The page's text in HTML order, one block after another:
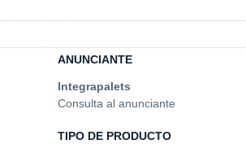
ANUNCIANTE
Integrapalets
Consulta al anunciante
TIPO DE PRODUCTO